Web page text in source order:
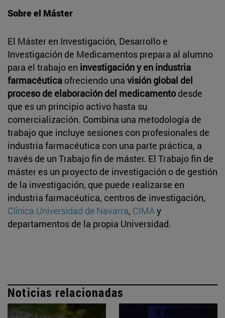
Sobre el Máster
El Máster en Investigación, Desarrollo e
Investigación de Medicamentos prepara al alumno
para el trabajo en investigación y en industria
farmacéutica ofreciendo una visión global del
proceso de elaboración del medicamento desde
que es un principio activo hasta su
comercialización. Combina una metodología de
trabajo que incluye sesiones con profesionales de
industria farmacéutica con una parte práctica, a
través de un Trabajo fin de máster. El Trabajo fin de
máster es un proyecto de investigación o de gestión
de la investigación, que puede realizarse en
industria farmacéutica, centros de investigación,
Clínica Universidad de Navarra, CIMAy
departamentos de la propia Universidad.
Noticias relacionadas